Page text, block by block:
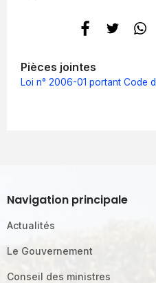
Pièces jointes
Loi n° 2006-01 portant Code
Navigation principale
Actualités
Le Gouvernement
Conseil des ministres